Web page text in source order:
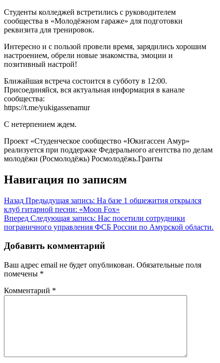
Студенты колледжей встретились с руководителем
сообщества в «Молодёжном гараже» для подготовки
реквизита для тренировок.
Интересно и с пользой провели время, зарядились хорошим
настроением, обрели новые знакомства, эмоции и
позитивный настрой!
Ближайшая встреча состоится в субботу в 12:00.
Присоединяйся, вся актуальная информация в канале
сообщества:
https://t.me/yukigassenamur
С нетерпением ждем.
Проект «Студенческое сообщество «Юкигассен Амур»
реализуется при поддержке Федерального агентства по делам
молодёжи (Росмолодёжь) Росмолодёжь.Гранты
Навигация по записям
Назад Предыдущая запись: На базе 1 общежития открылся
клуб гитарной песни: «Moon Fox»
Вперед Следующая запись: Нас посетили сотрудники
пограничного управления ФСБ России по Амурской области.
Добавить комментарий
Ваш адрес email не будет опубликован. Обязательные поля
помечены *
Комментарий *